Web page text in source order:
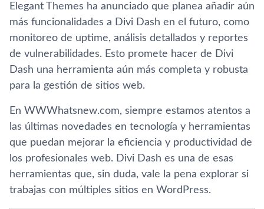
Elegant Themes ha anunciado que planea añadir aún
más funcionalidades a Divi Dash en el futuro, como
monitoreo de uptime, análisis detallados y reportes
de vulnerabilidades. Esto promete hacer de Divi
Dash una herramienta aún más completa y robusta
para la gestión de sitios web.
En WWWhatsnew.com, siempre estamos atentos a
las últimas novedades en tecnología y herramientas
que puedan mejorar la eficiencia y productividad de
los profesionales web. Divi Dash es una de esas
herramientas que, sin duda, vale la pena explorar si
trabajas con múltiples sitios en WordPress.